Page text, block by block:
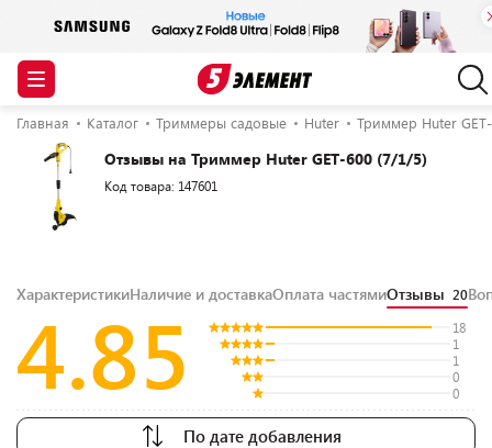
Главная Каталог Триммеры садовые Huter Триммер Huter
Отзывы на Триммер Huter GET-600 (7/1/5)
Код товара: 147601
ХарактеристикиНаличие и доставкаОплата частямиОтзывы 20
4.85
18
1
1
0
0
По дате добавления